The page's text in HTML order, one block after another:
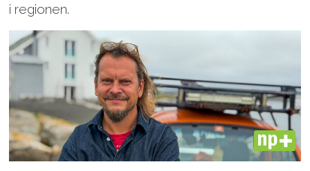
i regionen.
PLUS